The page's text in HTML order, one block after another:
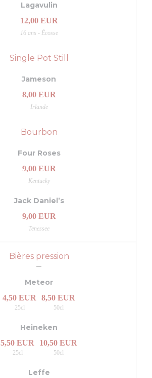
Lagavulin
12,00 EUR
16 ans - Écosse
Single Pot Still
Jameson
8,00 EUR
Irlande
Bourbon
Four Roses
9,00 EUR
Kentucky
Jack Daniel’s
9,00 EUR
Tenessee
Bières pression
Meteor
4,50 EUR
25cl
8,50 EUR
50cl
Heineken
5,50 EUR
25cl
10,50 EUR
50cl
Leffe